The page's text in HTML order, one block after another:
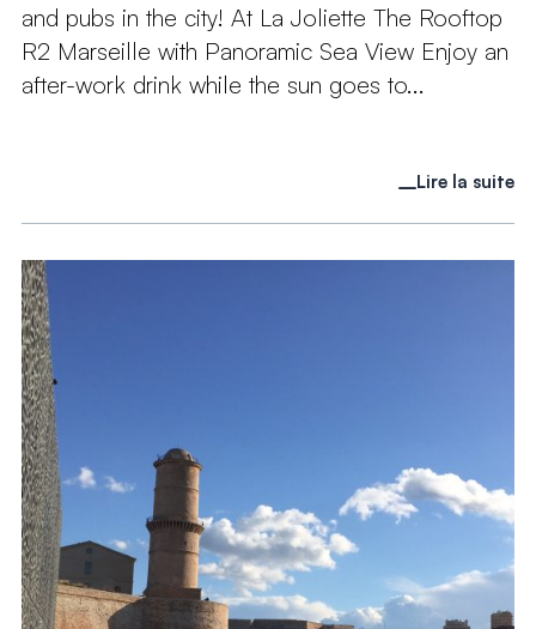
and pubs in the city! At La Joliette The Rooftop
R2 Marseille with Panoramic Sea View Enjoy an
after-work drink while the sun goes to...
Lire la suite